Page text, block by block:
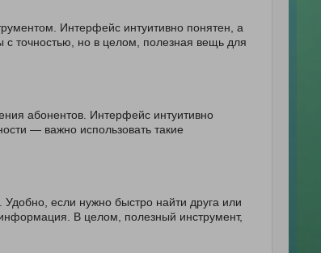
Интерфейс интуитивно понятен, а
точностью, но в целом, полезная вещь для
абонентов. Интерфейс интуитивно
— важно использовать такие
если нужно быстро найти друга или
В целом, полезный инструмент,